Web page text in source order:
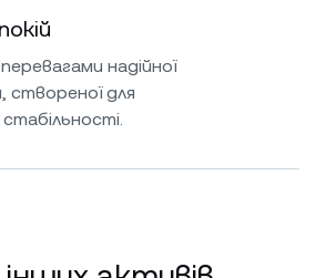
надійної
створеної для